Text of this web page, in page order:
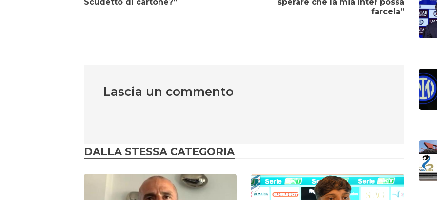
Scudetto di cartone?”
sperare che la mia Inter possa
farcela”
Lascia un commento
DALLA STESSA CATEGORIA